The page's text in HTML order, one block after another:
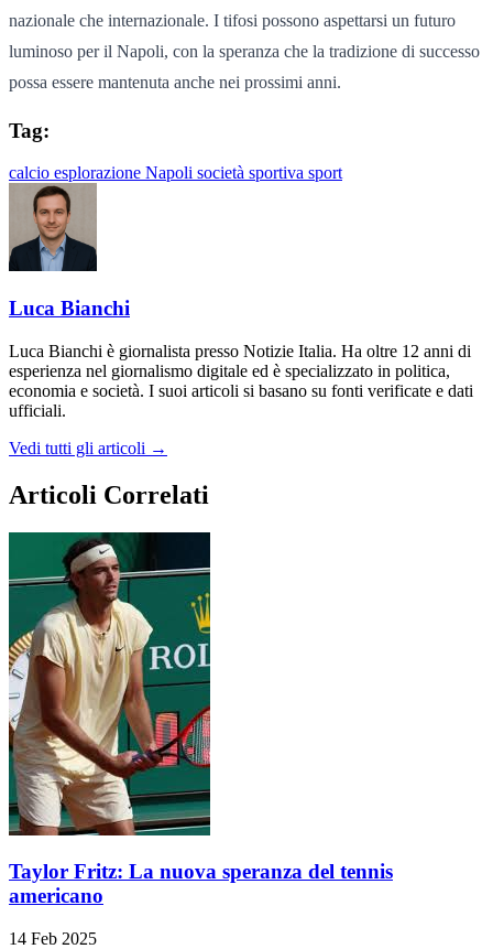
nazionale che internazionale. I tifosi possono aspettarsi un futuro
luminoso per il Napoli, con la speranza che la tradizione di successo
possa essere mantenuta anche nei prossimi anni.
Tag:
calcio esplorazione Napoli società sportiva sport
Luca Bianchi
Luca Bianchi è giornalista presso Notizie Italia. Ha oltre 12 anni di
esperienza nel giornalismo digitale ed è specializzato in politica,
economia e società. I suoi articoli si basano su fonti verificate e dati
ufficiali.
Vedi tutti gli articoli →
Articoli Correlati
Taylor Fritz: La nuova speranza del tennis
americano
14 Feb 2025